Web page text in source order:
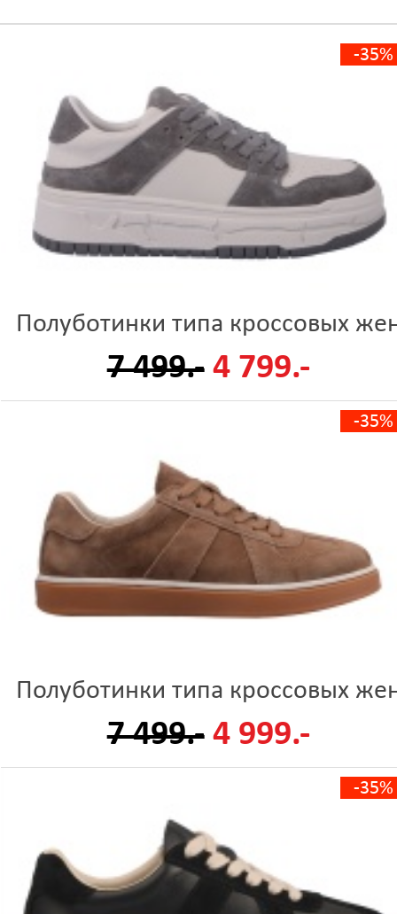
-35%
Полуботинки типа кроссовых
7 499.- 4 799.-
-35%
Полуботинки типа кроссовых
7 499.- 4 999.-
-35%